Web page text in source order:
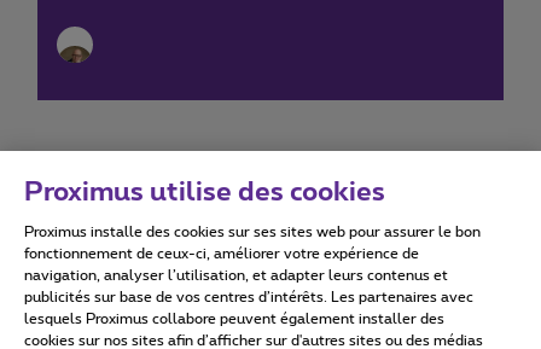
Conditions d'utilisation Accessibility statement
Proximus utilise des cookies
Proximus installe des cookies sur ses sites web pour assurer le bon
fonctionnement de ceux-ci, améliorer votre expérience de
navigation, analyser l’utilisation, et adapter leurs contenus et
publicités sur base de vos centres d’intérêts. Les partenaires avec
lesquels Proximus collabore peuvent également installer des
cookies sur nos sites afin d’afficher sur d'autres sites ou des médias